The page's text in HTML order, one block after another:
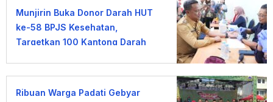
Munjirin Buka Donor Darah HUT
ke-58 BPJS Kesehatan,
Targetkan 100 Kantong Darah
Ribuan Warga Padati Gebyar